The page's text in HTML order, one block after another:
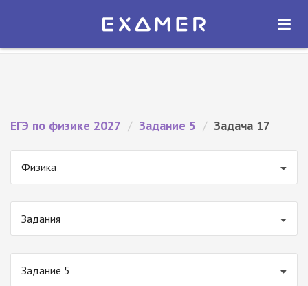
Экзамер — ЕГЭ 2027
ОТКРЫТЬ
ЕГЭ по физике 2027 / Задание 5 / Задача 17
Физика
Задания
Задание 5